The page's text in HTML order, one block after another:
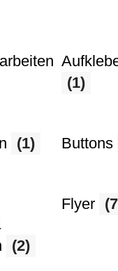
(1)
(1) Buttons
(2)
Flyer